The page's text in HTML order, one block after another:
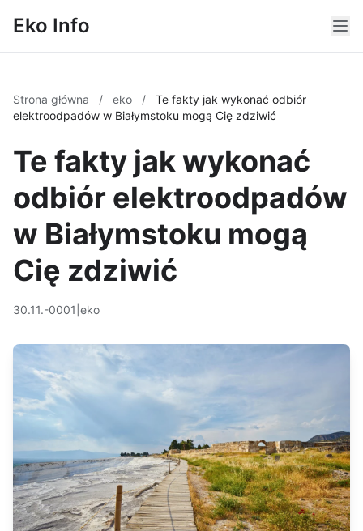
Eko Info
Strona główna / eko /
Te fakty jak wykonać odbiór
elektroodpadów w Białymstoku mogą Cię zdziwić
Te fakty jak wykonać
odbiór elektroodpadów
w Białymstoku mogą
Cię zdziwić
30.11.-0001 eko